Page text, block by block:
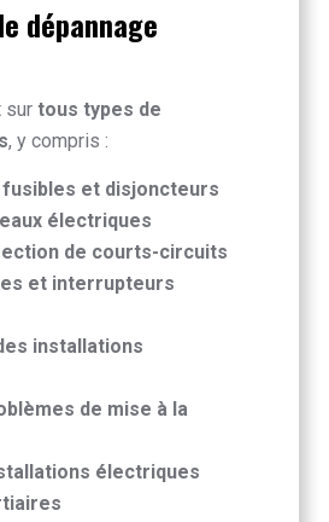
dépannage
sur tous types de
, y compris :
fusibles et disjoncteurs
électriques
de courts-circuits
et interrupteurs
installations
de mise à la
électriques